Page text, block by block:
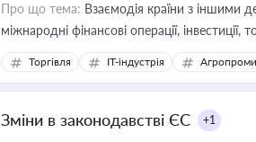
Про що тема: Взаємодія країни з іншими
міжнародні фінансові операції,
Торгівля IT-індустрія
Зміни в законодавстві ЄС +1